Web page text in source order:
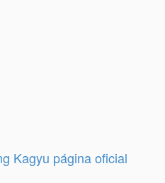
le comunicará a
Kagyu página oficial